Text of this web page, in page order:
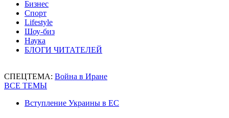
Бизнес
Спорт
Lifestyle
Шоу-биз
Наука
БЛОГИ ЧИТАТЕЛЕЙ
СПЕЦТЕМА: Война в Иране
ВСЕ ТЕМЫ
Вступление Украины в ЕС